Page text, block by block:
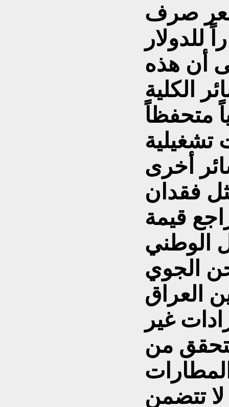
سعر صرف
أن هذه
الكلية
متحفظاً
تشغيلية
أخرى
فقدان
قيمة
الوطني
الجوي
العراق
غير
من
تتضمن